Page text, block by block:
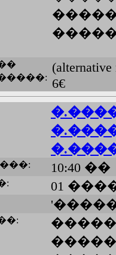
6€
10:40 ��
01